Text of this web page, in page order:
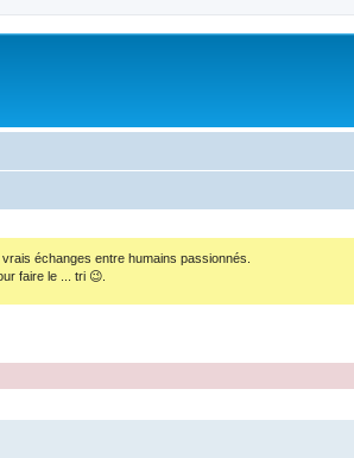
échanges entre humains passionnés.
faire le ... tri 😉.